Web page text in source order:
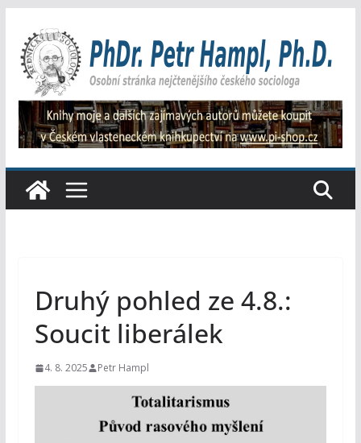
obsah
Druhý pohled ze 4.8.:
Soucit liberálek
4. 8. 2025 Petr Hampl